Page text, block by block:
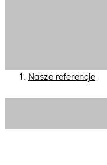
Nasze referencje